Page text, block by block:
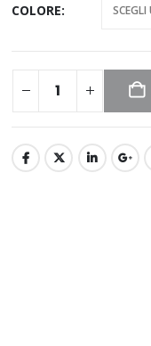
COLORE